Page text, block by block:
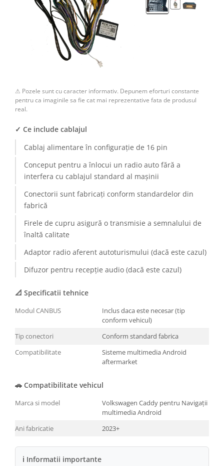
Camere Iveco
Camere Renault
Camere Peugeot
Camere înregistrare trafic
Accesorii multimedia
Conectică Auto
Conectică Auto
Conectică Audi
Conectică BMW
Conectică Volkswagen
Conectică Renault
⚠ Pozele sunt cu caracter informativ. Depunem eforturi constante
pentru ca imaginile sa fie cat mai reprezentative fata de produsul
real.
✓ Ce include cablajul
Cablaj alimentare în configurație de 16 pin
Conceput pentru a înlocui un radio auto fără a
interfera cu cablajul standard al mașinii
Conectorii sunt fabricați conform standardelor din
fabrică
Firele de cupru asigură o transmisie a semnalului de
înaltă calitate
Adaptor radio aferent autoturismului (dacă este cazul)
Difuzor pentru recepție audio (dacă este cazul)
📐 Specificatii tehnice
Modul CANBUS
Inclus daca este necesar (tip
conform vehicul)
Tip conectori
Conform standard fabrica
Compatibilitate
Sisteme multimedia Android
aftermarket
🚗 Compatibilitate vehicul
Marca si model
Volkswagen Caddy pentru Navigații
multimedia Android
Ani fabricatie
2023+
ℹ Informatii importante